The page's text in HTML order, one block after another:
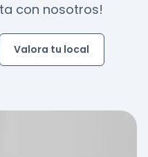
con nosotros!
Valora tu local